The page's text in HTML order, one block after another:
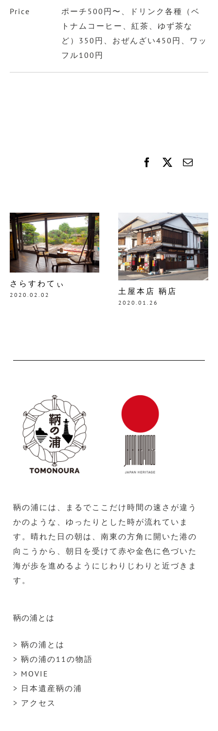
Price
ポーチ500円〜、ドリンク各種（ベ
トナムコーヒー、紅茶、ゆず茶な
ど）350円、おぜんざい450円、ワッ
フル100円
さらすわてぃ
2020.02.02 土屋本店 鞆店
2020.01.26
鞆の浦には、まるでここだけ時間の速さが違う
かのような、ゆったりとした時が流れていま
す。晴れた日の朝は、南東の方角に開いた港の
向こうから、朝日を受けて赤や金色に色づいた
海が歩を進めるようにじわりじわりと近づきま
す。
鞆の浦とは
> 鞆の浦とは
> 鞆の浦の11の物語
> MOVIE
> 日本遺産鞆の浦
> アクセス